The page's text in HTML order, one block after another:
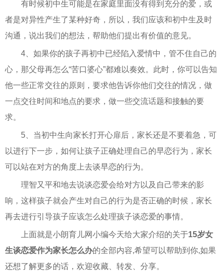
有时候初中生可能是在家庭里面没有得到充分的爱，或
者是对异性产生了某种好奇，所以，我们应该和初中生及时
沟通，说出我们的想法，帮助他们提出有价值的意见。
4、如果你的孩子再初中已经陷入爱情中，管不住自己的
心，那父母再怎么“苦口婆心”都难以奏效。此时，你可以告知
他一些正常交往的原则，要求他告诉你他们交往的情况，做
一点交往时间和地点的要求，做一些交流话题和接触的要
求。
5、当初中生向家长打开心扉后，家长还是不要着急，可
以进行下一步，如何让孩子正确处理自己的早恋行为，家长
可以站在对方的角度上去谈早恋的行为。
理智又平和地去说谈恋爱会给对方以及自己带来的影
响，这样孩子就会产生对自己的行为是否正确的时候，家长
再去进行引导孩子应该怎么处理孩子谈恋爱的事情。
上面就是小朗育儿网小编今天给大家介绍的关于15岁女
生谈恋爱作为家长怎么办的全部内容,希望可以帮助到你,如果
还想了解更多的话，欢迎收藏、转发、分享。